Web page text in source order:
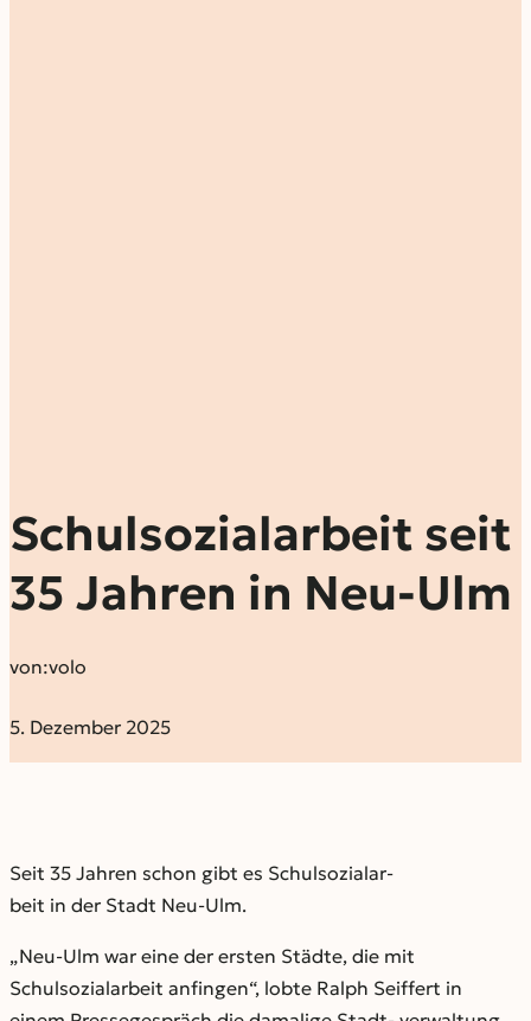
Schulsozialarbeit seit
35 Jahren in Neu-Ulm
von:volo
5. Dezember 2025
Seit 35 Jahren schon gibt es Schulsozialar-
beit in der Stadt Neu-Ulm.
„Neu-Ulm war eine der ersten Städte, die mit
Schulsozialarbeit anfingen“, lobte Ralph Seiffert in